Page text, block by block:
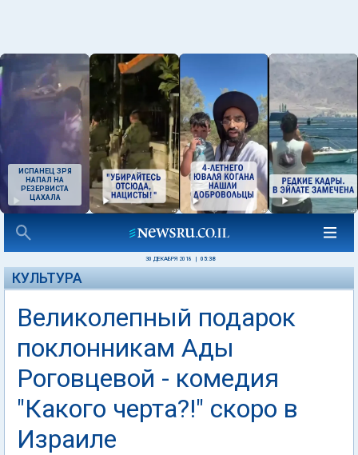
ИСПАНЕЦ ЗРЯ
НАПАЛ НА
РЕЗЕРВИСТА
ЦАХАЛА
30 ДЕКАБРЯ 2018 05:38
КУЛЬТУРА
Великолепный подарок
поклонникам Ады
Роговцевой - комедия
"Какого черта?!" скоро в
Израиле